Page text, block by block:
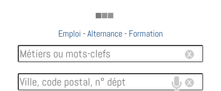
183
Emploi -Alternance - Formation